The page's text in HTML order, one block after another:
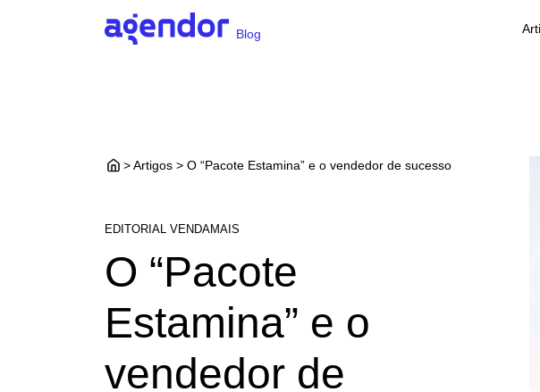
Blog
> Artigos > O “Pacote Estamina” e o vendedor de sucesso
EDITORIAL VENDAMAIS
O “Pacote
Estamina” e o
vendedor de